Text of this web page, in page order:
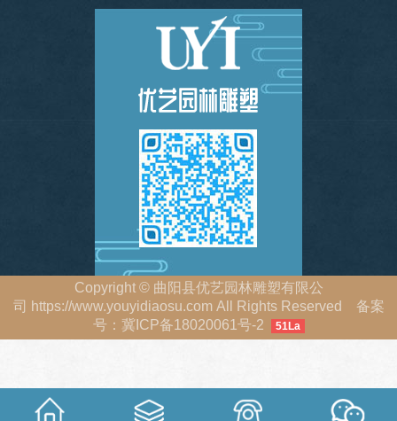
Copyright ©曲阳县优艺园林雕塑有限公
司 https://www.youyidiaosu.comAll Rights Reserved 备案
号： 冀ICP备18020061号-2 51La